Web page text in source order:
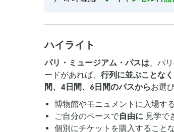
ハイライト
パリ・ミュージアム・パスは、パ
ードがあれば、 行列に並ぶことなく
間、4日間、6日間のパスからお選
博物館やモニュメントに入場する
ご自分のペースで自由に 見学で
個別にチケットを購入することな